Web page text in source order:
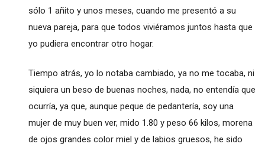
sólo 1 añito y unos meses, cuando me presentó a su
nueva pareja, para que todos viviéramos juntos hasta que
yo pudiera encontrar otro hogar.
Tiempo atrás, yo lo notaba cambiado, ya no me tocaba, ni
siquiera un beso de buenas noches, nada, no entendía que
ocurría, ya que, aunque peque de pedantería, soy una
mujer de muy buen ver, mido 1.80 y peso 66 kilos, morena
de ojos grandes color miel y de labios gruesos, he sido